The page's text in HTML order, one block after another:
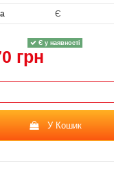
Є
Є у наявності
грн
У Кошик